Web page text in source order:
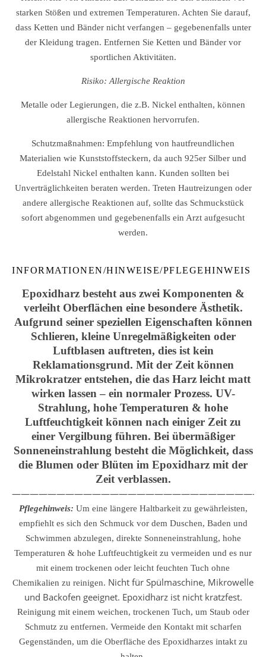
starken Stößen und extremen Temperaturen. Achten Sie darauf,
dass Ketten und Bänder nicht verfangen – gegebenenfalls unter
der Kleidung tragen. Entfernen Sie Ketten und Bänder vor
sportlichen Aktivitäten.
Risiko: Allergische Reaktion
Metalle oder Legierungen, die z.B. Nickel enthalten, können
allergische Reaktionen hervorrufen.
Schutzmaßnahmen: Empfehlung von hautfreundlichen
Materialien wie Kunststoffsteckern, da auch 925er Silber und
Edelstahl Nickel enthalten kann. Kunden sollten bei
Unverträglichkeiten beraten werden. Treten Hautreizungen oder
andere allergische Reaktionen auf, sollte das Schmuckstück
sofort abgenommen und gegebenenfalls ein Arzt aufgesucht
werden.
INFORMATIONEN/HINWEISE/PFLEGEHINWEIS
Epoxidharz besteht aus zwei Komponenten &
verleiht Oberflächen eine besondere Ästhetik.
Aufgrund seiner speziellen Eigenschaften können
Schlieren, kleine Unregelmäßigkeiten oder
Luftblasen auftreten, dies ist kein
Reklamationsgrund. Mit der Zeit können
Mikrokratzer entstehen, die das Harz leicht matt
wirken lassen – ein normaler Prozess. UV-
Strahlung, hohe Temperaturen & hohe
Luftfeuchtigkeit können nach einiger Zeit zu
einer Vergilbung führen. Bei übermäßiger
Sonneneinstrahlung besteht die Möglichkeit, dass
die Blumen oder Blüten im Epoxidharz mit der
Zeit verblassen.
Pflegehinweis: Um eine längere Haltbarkeit zu gewährleisten,
empfiehlt es sich den Schmuck vor dem Duschen, Baden und
Schwimmen abzulegen, direkte Sonneneinstrahlung, hohe
Temperaturen & hohe Luftfeuchtigkeit zu vermeiden und es nur
mit einem trockenen oder leicht feuchten Tuch ohne
Chemikalien zu reinigen. Nicht für Spülmaschine, Mikrowelle
und Backofen geeignet. Epoxidharz ist nicht kratzfest.
Reinigung mit einem weichen, trockenen Tuch, um Staub oder
Schmutz zu entfernen. Vermeide den Kontakt mit scharfen
Gegenständen, um die Oberfläche des Epoxidharzes intakt zu